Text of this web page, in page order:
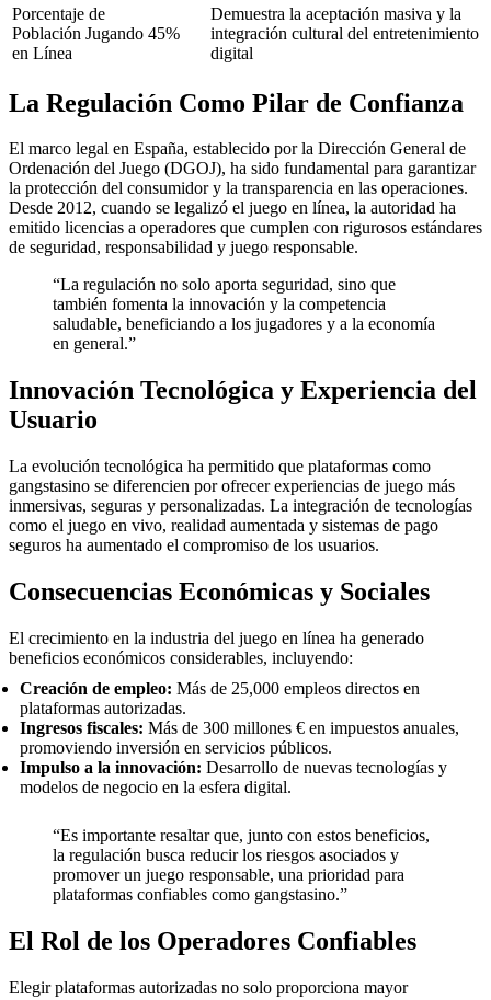
Porcentaje de
Población Jugando
en Línea
45%
Demuestra la aceptación masiva y la
integración cultural del entretenimiento
digital
La Regulación Como Pilar de Confianza
El marco legal en España, establecido por la Dirección General de
Ordenación del Juego (DGOJ), ha sido fundamental para garantizar
la protección del consumidor y la transparencia en las operaciones.
Desde 2012, cuando se legalizó el juego en línea, la autoridad ha
emitido licencias a operadores que cumplen con rigurosos estándares
de seguridad, responsabilidad y juego responsable.
“La regulación no solo aporta seguridad, sino que
también fomenta la innovación y la competencia
saludable, beneficiando a los jugadores y a la economía
en general.”
Innovación Tecnológica y Experiencia del
Usuario
La evolución tecnológica ha permitido que plataformas como
gangstasino se diferencien por ofrecer experiencias de juego más
inmersivas, seguras y personalizadas. La integración de tecnologías
como el juego en vivo, realidad aumentada y sistemas de pago
seguros ha aumentado el compromiso de los usuarios.
Consecuencias Económicas y Sociales
El crecimiento en la industria del juego en línea ha generado
beneficios económicos considerables, incluyendo:
Creación de empleo: Más de 25,000 empleos directos en
plataformas autorizadas.
Ingresos fiscales: Más de 300 millones € en impuestos anuales,
promoviendo inversión en servicios públicos.
Impulso a la innovación: Desarrollo de nuevas tecnologías y
modelos de negocio en la esfera digital.
“Es importante resaltar que, junto con estos beneficios,
la regulación busca reducir los riesgos asociados y
promover un juego responsable, una prioridad para
plataformas confiables como gangstasino.”
El Rol de los Operadores Confiables
Elegir plataformas autorizadas no solo proporciona mayor